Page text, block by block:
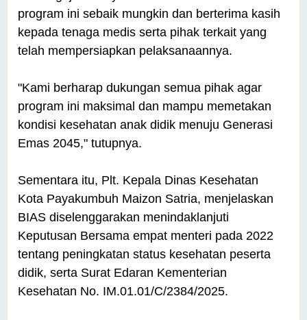
program ini sebaik mungkin dan berterima kasih
kepada tenaga medis serta pihak terkait yang
telah mempersiapkan pelaksanaannya.
"Kami berharap dukungan semua pihak agar
program ini maksimal dan mampu memetakan
kondisi kesehatan anak didik menuju Generasi
Emas 2045," tutupnya.
Sementara itu, Plt. Kepala Dinas Kesehatan
Kota Payakumbuh Maizon Satria, menjelaskan
BIAS diselenggarakan menindaklanjuti
Keputusan Bersama empat menteri pada 2022
tentang peningkatan status kesehatan peserta
didik, serta Surat Edaran Kementerian
Kesehatan No. IM.01.01/C/2384/2025.